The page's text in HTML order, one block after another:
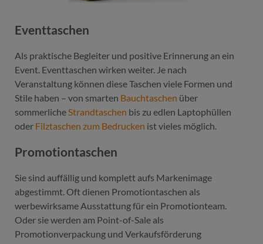
Eventtaschen
Als praktische Begleiter und positive Erinnerung an ein
Event. Eventtaschen wirken weiter. Je nach
Veranstaltung können diese Taschen viele Formen und
Stile haben – von smarten Bauchtaschen über
sommerliche Strandtaschen bis zu edlen Laptophüllen
oder Filztaschen zum Bedrucken ist vieles möglich.
Promotiontaschen
Sie sind auffällig und komplett aufs Markenimage
abgestimmt. Oft dienen Promotiontaschen als
werbewirksame Ausstattung für ein Promotionteam.
Oder sie werden am Point-of-Sale als
Promotionverpackung und Verkaufsförderung